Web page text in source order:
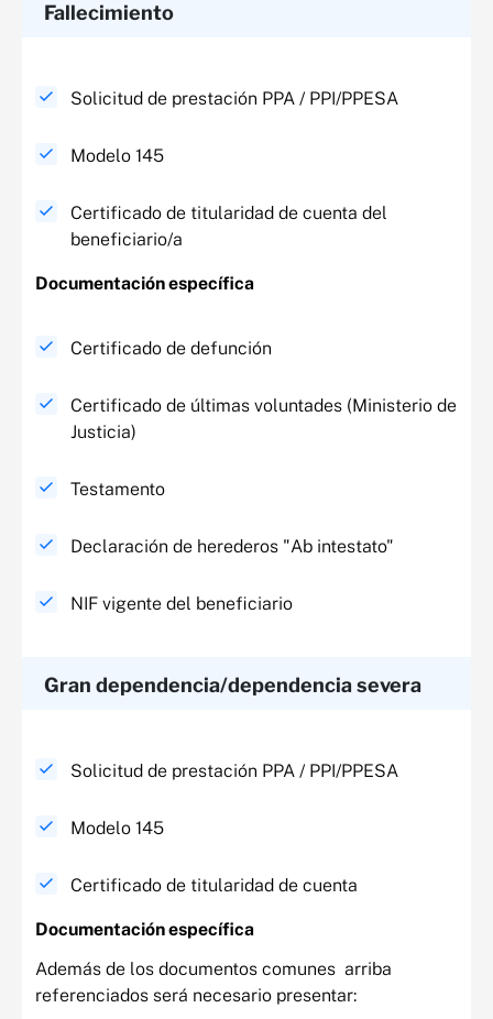
Fallecimiento
Solicitud de prestación PPA / PPI/PPESA
Modelo 145
Certificado de titularidad de cuenta del
beneficiario/a
Documentación específica​
Certificado de defunción
Certificado de últimas voluntades (Ministerio de
Justicia)
Testamento
Declaración de herederos "Ab intestato"
NIF vigente del beneficiario
Gran dependencia/dependencia severa​
Solicitud de prestación PPA / PPI/PPESA
Modelo 145
Certificado de titularidad de cuenta
Documentación específica​
Además de los documentos comunes arriba
referenciados será necesario presentar:​